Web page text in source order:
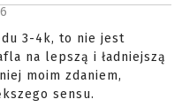
3-4k, to nie jest
na lepszą i ładniejszą
moim zdaniem,
sensu.